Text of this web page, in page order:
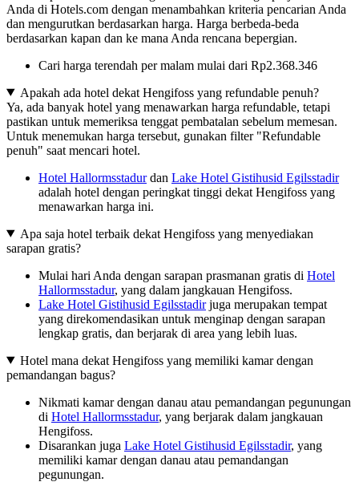
Anda di Hotels.com dengan menambahkan kriteria pencarian Anda
dan mengurutkan berdasarkan harga. Harga berbeda-beda
berdasarkan kapan dan ke mana Anda rencana bepergian.
Cari harga terendah per malam mulai dari Rp2.368.346
Apakah ada hotel dekat Hengifoss yang refundable penuh?
Ya, ada banyak hotel yang menawarkan harga refundable, tetapi
pastikan untuk memeriksa tenggat pembatalan sebelum memesan.
Untuk menemukan harga tersebut, gunakan filter "Refundable
penuh" saat mencari hotel.
Hotel Hallormsstadurdan Lake Hotel Gistihusid Egilsstadir
adalah hotel dengan peringkat tinggi dekat Hengifoss yang
menawarkan harga ini.
Apa saja hotel terbaik dekat Hengifoss yang menyediakan
sarapan gratis?
Mulai hari Anda dengan sarapan prasmanan gratis di Hotel
Hallormsstadur, yang dalam jangkauan Hengifoss.
Lake Hotel Gistihusid Egilsstadirjuga merupakan tempat
yang direkomendasikan untuk menginap dengan sarapan
lengkap gratis, dan berjarak di area yang lebih luas.
Hotel mana dekat Hengifoss yang memiliki kamar dengan
pemandangan bagus?
Nikmati kamar dengan danau atau pemandangan pegunungan
di Hotel Hallormsstadur, yang berjarak dalam jangkauan
Hengifoss.
Disarankan juga Lake Hotel Gistihusid Egilsstadir, yang
memiliki kamar dengan danau atau pemandangan
pegunungan.